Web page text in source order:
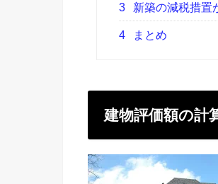
3 新築の減税措置
4 まとめ
建物評価額の計